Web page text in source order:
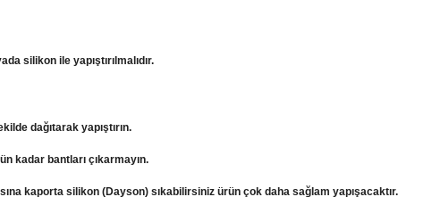
silikon ile yapıştırılmalıdır.
dağıtarak yapıştırın.
kadar bantları çıkarmayın.
kaporta silikon (Dayson) sıkabilirsiniz ürün çok daha sağlam yapışacaktır.